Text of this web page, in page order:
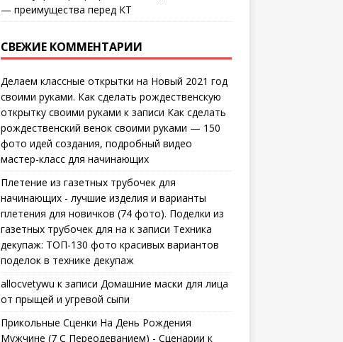
— преимущества перед КТ
СВЕЖИЕ КОММЕНТАРИИ
Делаем классные открытки на Новый 2021 год
своими руками. Как сделать рождественскую
открытку своими руками к записи Как сделать
рождественский венок своими руками — 150
фото идей создания, подробный видео
мастер-класс для начинающих
Плетение из газетных трубочек для
начинающих - лучшие изделия и варианты
плетения для новичков (74 фото). Поделки из
газетных трубочек для на к записи Техника
декупаж: ТОП-130 фото красивых вариантов
поделок в технике декупаж
allocvetywu к записи Домашние маски для лица
от прыщей и угревой сыпи
Прикольные Сценки На День Рождения
Мужчине (7 С Переодеванием) - Сценарии к